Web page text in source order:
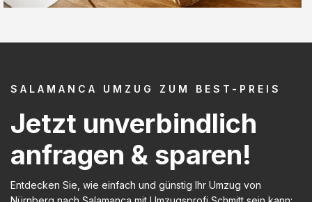
SALAMANCA UMZUG ZUM BEST-PREIS
Jetzt unverbindlich
anfragen & sparen!
Entdecken Sie, wie einfach und günstig Ihr Umzug von